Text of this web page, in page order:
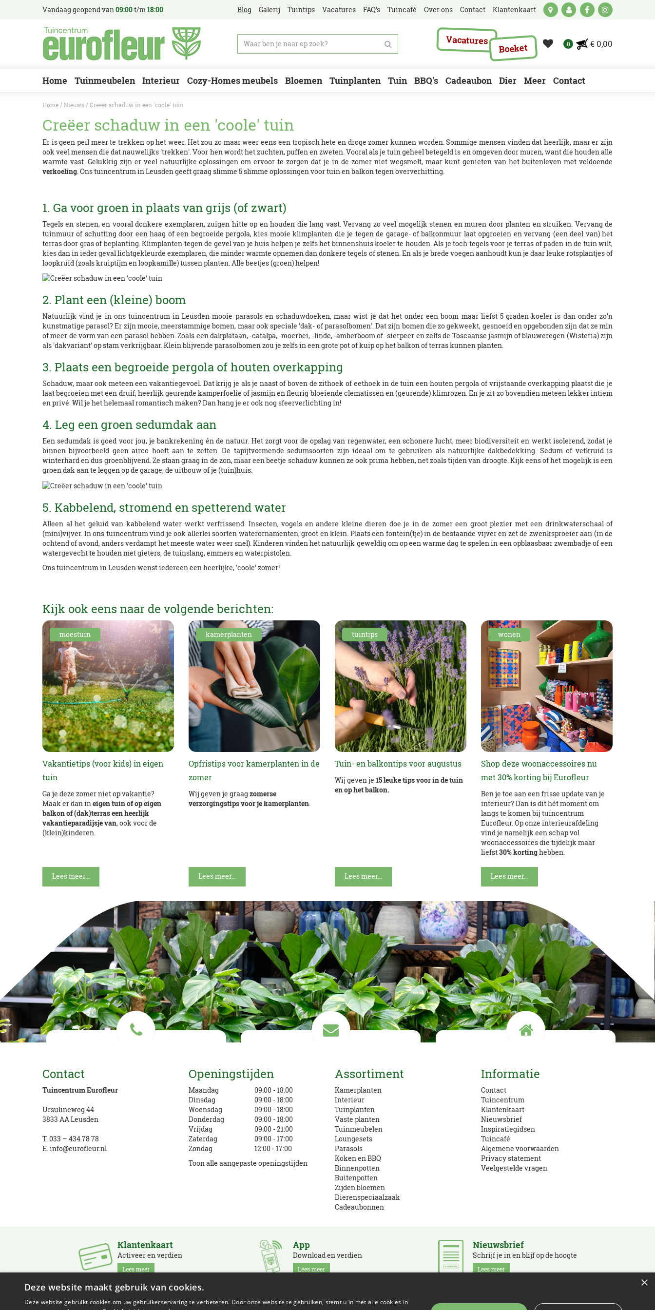
Home Nieuws Creëer schaduw in een 'coole' tuin
Vandaag geopend van09:00t/m18:00 Blog Galerij Tuintips Vacatures FAQ's Tuincafé Over ons Contact Klantenkaart
Vacatures
Boeket € 0,00
Home Tuinmeubelen Interieur Cozy-Homes meubels Bloemen Tuinplanten Tuin BBQ's Cadeaubon Dier Meer Contact
Creëer schaduw in een 'coole' tuin
Er is geen peil meer te trekken op het weer. Het zou zo maar weer eens een tropisch hete en droge zomer kunnen worden. Sommige mensen vinden dat heerlijk, maar er zijn
ook veel mensen die dat nauwelijks 'trekken'. Voor hen wordt het zuchten, puffen en zweten. Vooral als je tuin geheel betegeld is en omgeven door muren, want die houden alle
warmte vast. Gelukkig zijn er veel natuurlijke oplossingen om ervoor te zorgen dat je in de zomer niet wegsmelt, maar kunt genieten van het buitenleven met voldoende
verkoeling. Ons tuincentrum in Leusden geeft graag slimme 5 slimme oplossingen voor tuin en balkon tegen oververhitting.
1. Ga voor groen in plaats van grijs (of zwart)
Tegels en stenen, en vooral donkere exemplaren, zuigen hitte op en houden die lang vast. Vervang zo veel mogelijk stenen en muren door planten en struiken. Vervang de
tuinmuur of schutting door een haag of een begroeide pergola, kies mooie klimplanten die je tegen de garage- of balkonmuur laat opgroeien en vervang (een deel van) het
terras door gras of beplanting. Klimplanten tegen de gevel van je huis helpen je zelfs het binnenshuis koeler te houden. Als je toch tegels voor je terras of paden in de tuin wilt,
kies dan in ieder geval lichtgekleurde exemplaren, die minder warmte opnemen dan donkere tegels of stenen. En als je brede voegen aanhoudt kun je daar leuke rotsplantjes of
loopkruid (zoals kruiptijm en loopkamille) tussen planten. Alle beetjes (groen) helpen!
2. Plant een (kleine) boom
Natuurlijk vind je in ons tuincentrum in Leusden mooie parasols en schaduwdoeken, maar wist je dat het onder een boom maar liefst 5 graden koeler is dan onder zo'n
kunstmatige parasol? Er zijn mooie, meerstammige bomen, maar ook speciale 'dak- of parasolbomen'. Dat zijn bomen die zo gekweekt, gesnoeid en opgebonden zijn dat ze min
of meer de vorm van een parasol hebben. Zoals een dakplataan, -catalpa, -moerbei, -linde, -amberboom of -sierpeer en zelfs de Toscaanse jasmijn of blauweregen (Wisteria) zijn
als 'dakvariant' op stam verkrijgbaar. Klein blijvende parasolbomen zou je zelfs in een grote pot of kuip op het balkon of terras kunnen planten.
3. Plaats een begroeide pergola of houten overkapping
Schaduw, maar ook meteen een vakantiegevoel. Dat krijg je als je naast of boven de zithoek of eethoek in de tuin een houten pergola of vrijstaande overkapping plaatst die je
laat begroeien met een druif, heerlijk geurende kamperfoelie of jasmijn en fleurig bloeiende clematissen en (geurende) klimrozen. En je zit zo bovendien meteen lekker intiem
en privé. Wil je het helemaal romantisch maken? Dan hang je er ook nog sfeerverlichting in!
4. Leg een groen sedumdak aan
Een sedumdak is goed voor jou, je bankrekening én de natuur. Het zorgt voor de opslag van regenwater, een schonere lucht, meer biodiversiteit en werkt isolerend, zodat je
binnen bijvoorbeeld geen airco hoeft aan te zetten. De tapijtvormende sedumsoorten zijn ideaal om te gebruiken als natuurlijke dakbedekking. Sedum of vetkruid is
winterhard en dus groenblijvend. Ze staan graag in de zon, maar een beetje schaduw kunnen ze ook prima hebben, net zoals tijden van droogte. Kijk eens of het mogelijk is een
groen dak aan te leggen op de garage, de uitbouw of je (tuin)huis.
5. Kabbelend, stromend en spetterend water
Alleen al het geluid van kabbelend water werkt verfrissend. Insecten, vogels en andere kleine dieren doe je in de zomer een groot plezier met een drinkwaterschaal of
(mini)vijver. In ons tuincentrum vind je ook allerlei soorten waterornamenten, groot en klein. Plaats een fontein(tje) in de bestaande vijver en zet de zwenksproeier aan (in de
ochtend of avond, anders verdampt het meeste water weer snel). Kinderen vinden het natuurlijk geweldig om op een warme dag te spelen in een opblaasbaar zwembadje of een
watergevecht te houden met gieters, de tuinslang, emmers en waterpistolen.
Ons tuincentrum in Leusden wenst iedereen een heerlijke, 'coole' zomer!
Kijk ook eens naar de volgende berichten:
moestuin
Vakantietips (voor kids) in eigen
tuin
Ga je deze zomer niet op vakantie?
Maak er dan in eigen tuin of op eigen
balkon of (dak)terras een heerlijk
vakantieparadijsje van, ook voor de
(klein)kinderen.
Lees meer...
kamerplanten
Opfristips voor kamerplanten in de
zomer
Wij geven je graag zomerse
verzorgingstips voor je kamerplanten
Lees meer...
tuintips
Tuin- en balkontips voor augustus
Wij geven je 15 leuke tips voor in de tuin
en op het balkon.
Lees meer...
wonen
Shop deze woonaccessoires nu
met 30% korting bij Eurofleur
Ben je toe aan een frisse update van je
interieur? Dan is dit hét moment om
langs te komen bij tuincentrum
Eurofleur. Op onze interieurafdeling
vind je namelijk een schap vol
woonaccessoires die tijdelijk maar
liefst30% kortinghebben.
Lees meer...
info@eurofleur.nl
Openingstijden en route
Contact
Tuincentrum Eurofleur
Ursulineweg 44
3833 AA Leusden
T. 033 – 434 78 78
E. info@eurofleur.nl
Openingstijden
Maandag
09:00 - 18:00
Dinsdag
09:00 - 18:00
Woensdag
09:00 - 18:00
Donderdag
09:00 - 18:00
Vrijdag
09:00 - 21:00
Zaterdag
09:00 - 17:00
Zondag
12:00 - 17:00
Toon alle aangepaste openingstijden
Assortiment
Kamerplanten
Interieur
Tuinplanten
Vaste planten
Tuinmeubelen
Loungesets
Parasols
Koken en BBQ
Binnenpotten
Buitenpotten
Zijden bloemen
Dierenspeciaalzaak
Cadeaubonnen
Informatie
Contact
Tuincentrum
Klantenkaart
Nieuwsbrief
Inspiratiegidsen
Tuincafé
Algemene voorwaarden
Privacy statement
Veelgestelde vragen
Klantenkaart
Activeer en verdien
Lees meer
App
Download en verdien
Lees meer
Nieuwsbrief
Schrijf je in en blijf op de hoogte
Lees meer
×
Deze website maakt gebruik van cookies.
Deze website gebruikt cookies om uw gebruikerservaring te verbeteren. Door onze website te gebruiken, stemt u in met alle cookies in